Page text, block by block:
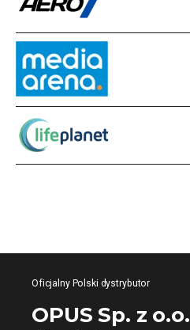
Oficjalny Polski dystrybutor
OPUS Sp. z o.o.